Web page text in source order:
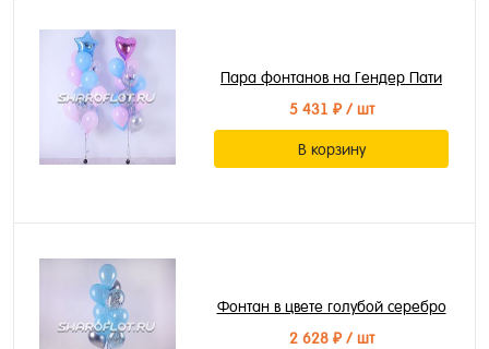
Пара фонтанов на Гендер Пати
5 431 ₽/ шт
В корзину
Фонтан в цвете голубой серебро
2 628 ₽/ шт